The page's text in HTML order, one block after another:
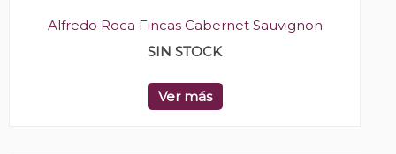
Alfredo Roca Fincas Cabernet Sauvignon
SIN STOCK
Ver más